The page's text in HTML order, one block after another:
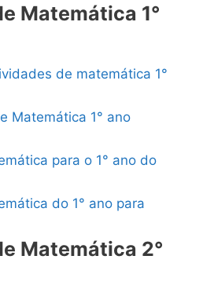
Matemática 1°
de matemática 1°
Matemática 1° ano
para o 1° ano do
do 1° ano para
Matemática 2°